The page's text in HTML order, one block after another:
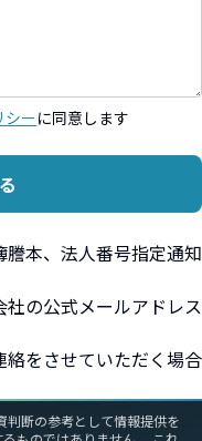
シーに同意します
本、法人番号指定通知
の公式メールアドレス
をさせていただく場合
判断の参考として情報提供を